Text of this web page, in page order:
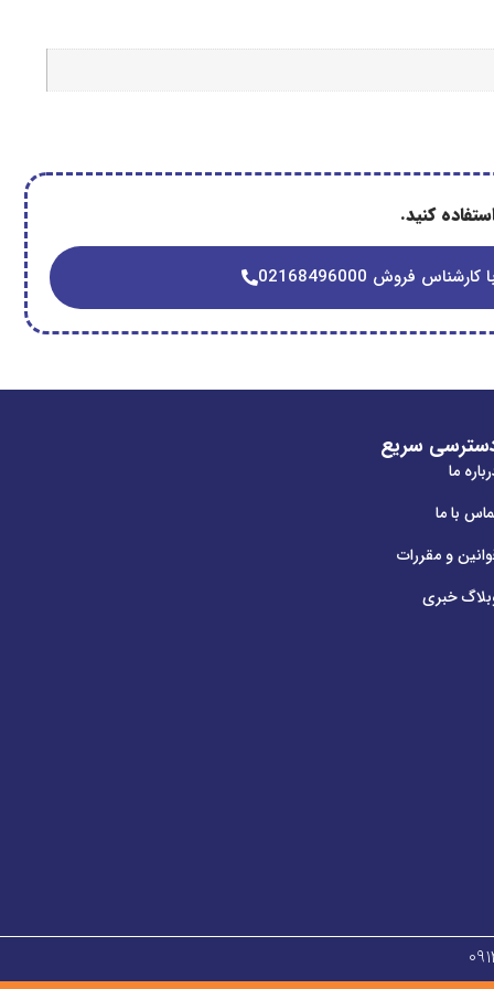
کنید.
فروش 02168496000
سریع
ما
با ما
و مقررات
خبری